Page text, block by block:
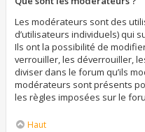
Les modérateurs sont des
d’utilisateurs individuels) qui
Ils ont la possibilité de
verrouiller, les déverrouiller,
diviser dans le forum qu’ils
modérateurs sont présents
les règles imposées sur le
Haut